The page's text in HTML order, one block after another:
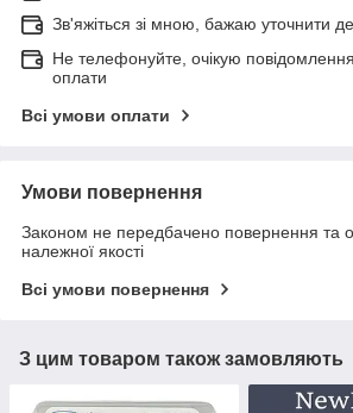
Зв'яжіться зі мною, бажаю уточнити
Не телефонуйте, очікую
оплати
Всі умови оплати
Умови повернення
Законом не передбачено повернення та
належної якості
Всі умови повернення
З цим товаром також замовляють